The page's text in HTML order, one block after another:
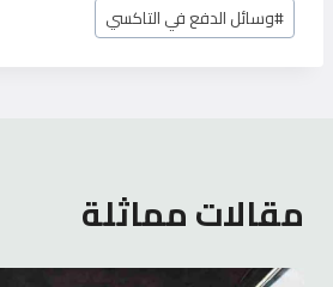
#وسائل الدفع في التاكسي
مقالات مماثلة